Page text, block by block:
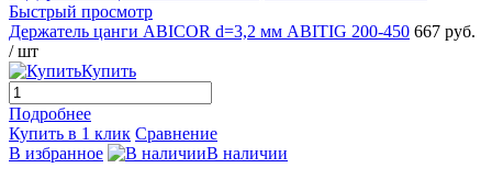
Быстрый просмотр
Держатель цанги ABICOR d=3,2 мм ABITIG 200-450 667 руб.
/ шт
Купить
Подробнее
Купить в 1 клик Сравнение
В избранное
В наличии